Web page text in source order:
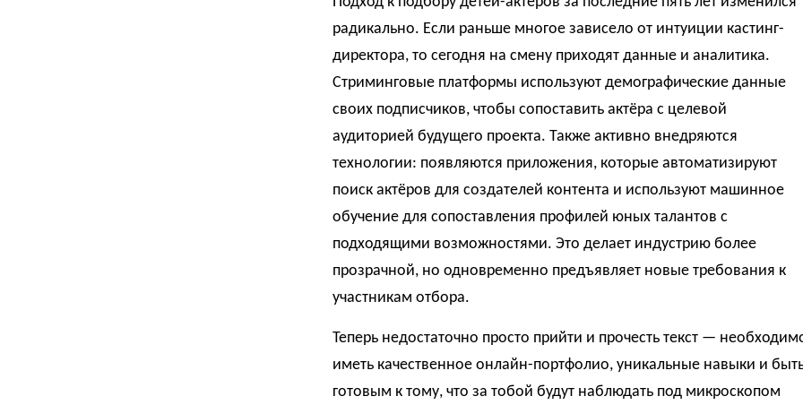
радикально. Если раньше многое зависело от интуиции кастинг-
директора, то сегодня на смену приходят данные и аналитика.
Стриминговые платформы используют демографические данные
своих подписчиков, чтобы сопоставить актёра с целевой
аудиторией будущего проекта. Также активно внедряются
технологии: появляются приложения, которые автоматизируют
поиск актёров для создателей контента и используют машинное
обучение для сопоставления профилей юных талантов с
подходящими возможностями. Это делает индустрию более
прозрачной, но одновременно предъявляет новые требования к
участникам отбора.
Теперь недостаточно просто прийти и прочесть текст —
иметь качественное онлайн-портфолио, уникальные навыки и
готовым к тому, что за тобой будут наблюдать под микроскопом